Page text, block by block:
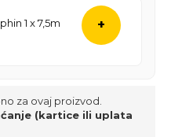
1 x 7,5m
+
za ovaj proizvod.
(kartice ili uplata